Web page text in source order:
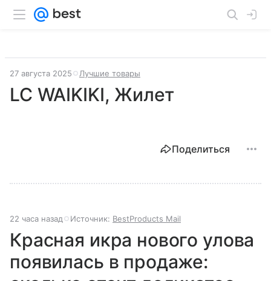
27 августа 2025 Лучшие товары
LC WAIKIKI, Жилет
Поделиться
22 часа назад Источник: BestProducts Mail
Красная икра нового улова
появилась в продаже: